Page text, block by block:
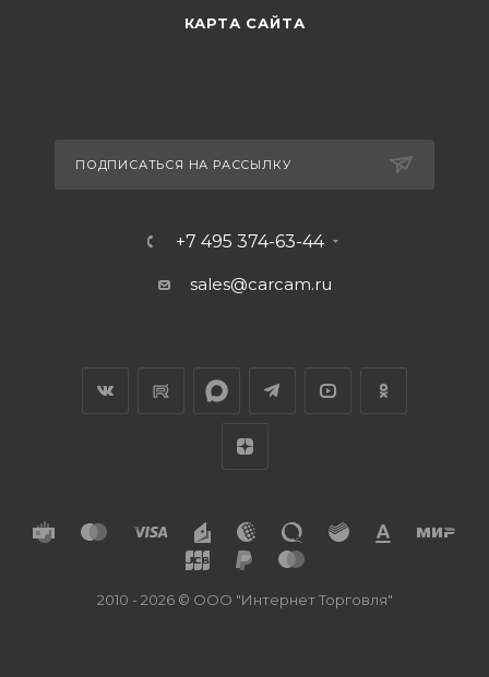
КАРТА САЙТА
ПОДПИСАТЬСЯ НА РАССЫЛКУ
+7 495 374-63-44
sales@carcam.ru
2010 - 2026 © ООО "Интернет Торговля"